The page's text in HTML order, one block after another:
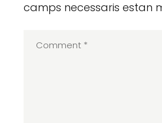
camps necessaris estan